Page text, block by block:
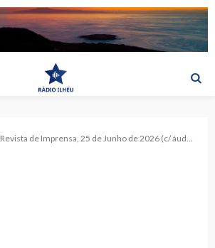
Revista de Imprensa, 25 de Junho de 2026 (c/ áudio)